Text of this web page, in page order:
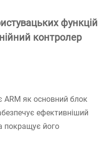
функцій
контролер
ARM як основний блок
ефективніший
покращує його